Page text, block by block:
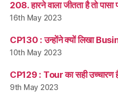
208. हारने वाला जीतता है तो पासा
16th May 2023
CP130 : उन्होंने क्यों लिखा
10th May 2023
CP129 : Tour का सही उच्चारण
9th May 2023